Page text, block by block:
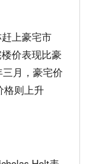
上豪宅市
价表现比豪
月，豪宅价
格则上升